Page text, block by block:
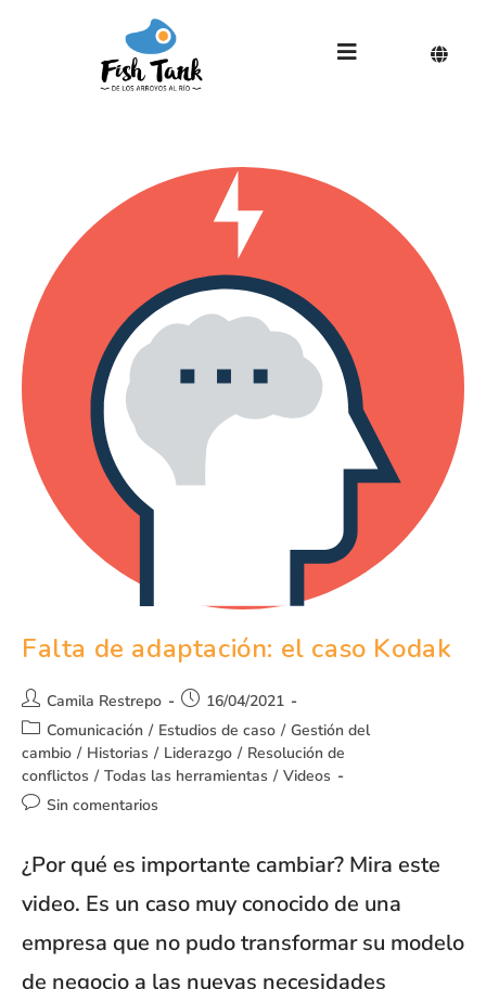
Falta de adaptación: el caso Kodak
Camila Restrepo
16/04/2021
Comunicación / Estudios de caso / Gestión del
cambio / Historias / Liderazgo / Resolución de
conflictos / Todas las herramientas / Videos
Sin comentarios
¿Por qué es importante cambiar? Mira este
video. Es un caso muy conocido de una
empresa que no pudo transformar su modelo
de negocio a las nuevas necesidades